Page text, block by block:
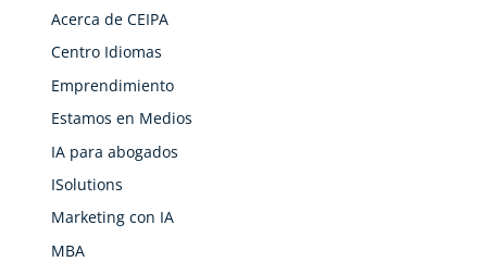
Acerca de CEIPA
Centro Idiomas
Emprendimiento
Estamos en Medios
IA para abogados
ISolutions
Marketing con IA
MBA